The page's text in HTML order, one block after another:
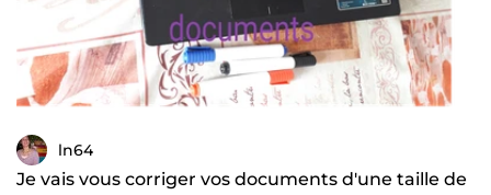
ln64
Je vais vous corriger vos documents d'une taille de